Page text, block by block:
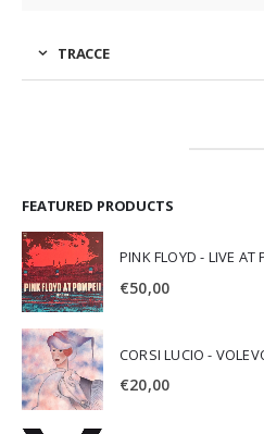
TRACCE
FEATURED PRODUCTS
PINK FLOYD - LIVE AT
€50,00
CORSI LUCIO -
€20,00